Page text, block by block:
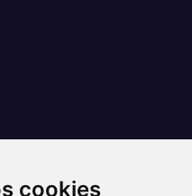
cookies